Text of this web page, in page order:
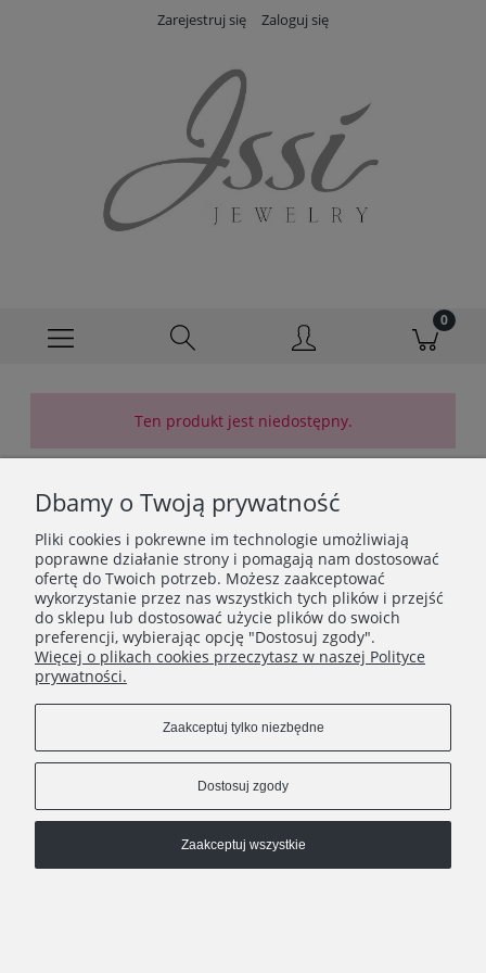
Zarejestruj się Zaloguj się
Ten produkt jest niedostępny.
O FIRMIE
Dbamy o Twoją prywatność
Pliki cookies i pokrewne im technologie umożliwiają
poprawne działanie strony i pomagają nam dostosować
ofertę do Twoich potrzeb. Możesz zaakceptować
wykorzystanie przez nas wszystkich tych plików i przejść
do sklepu lub dostosować użycie plików do swoich
preferencji, wybierając opcję "Dostosuj zgody".
Więcej o plikach cookies przeczytasz w naszej Polityce
prywatności.
Zaakceptuj tylko niezbędne
Dostosuj zgody
Zaakceptuj wszystkie